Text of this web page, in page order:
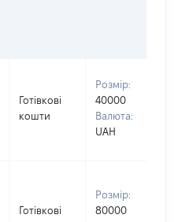
Готівкові
кошти
Розмір:
40000
Валюта:
UAH
Готівкові
Розмір:
80000